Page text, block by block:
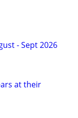
- Sept 2026
at their